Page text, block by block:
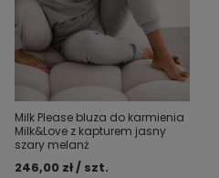
Milk Please bluza do karmienia
Milk&Love z kapturem jasny
szary melanż
246,00 zł / szt.